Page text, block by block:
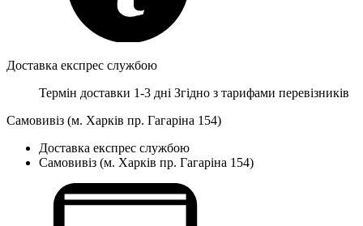
Доставка експрес службою
Термін доставки 1-3 дні Згідно з тарифами перевізників
Самовивіз (м. Харків пр. Гагаріна 154)
Доставка експрес службою
Самовивіз (м. Харків пр. Гагаріна 154)